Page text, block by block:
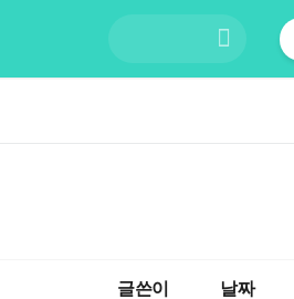
글쓴이 날짜